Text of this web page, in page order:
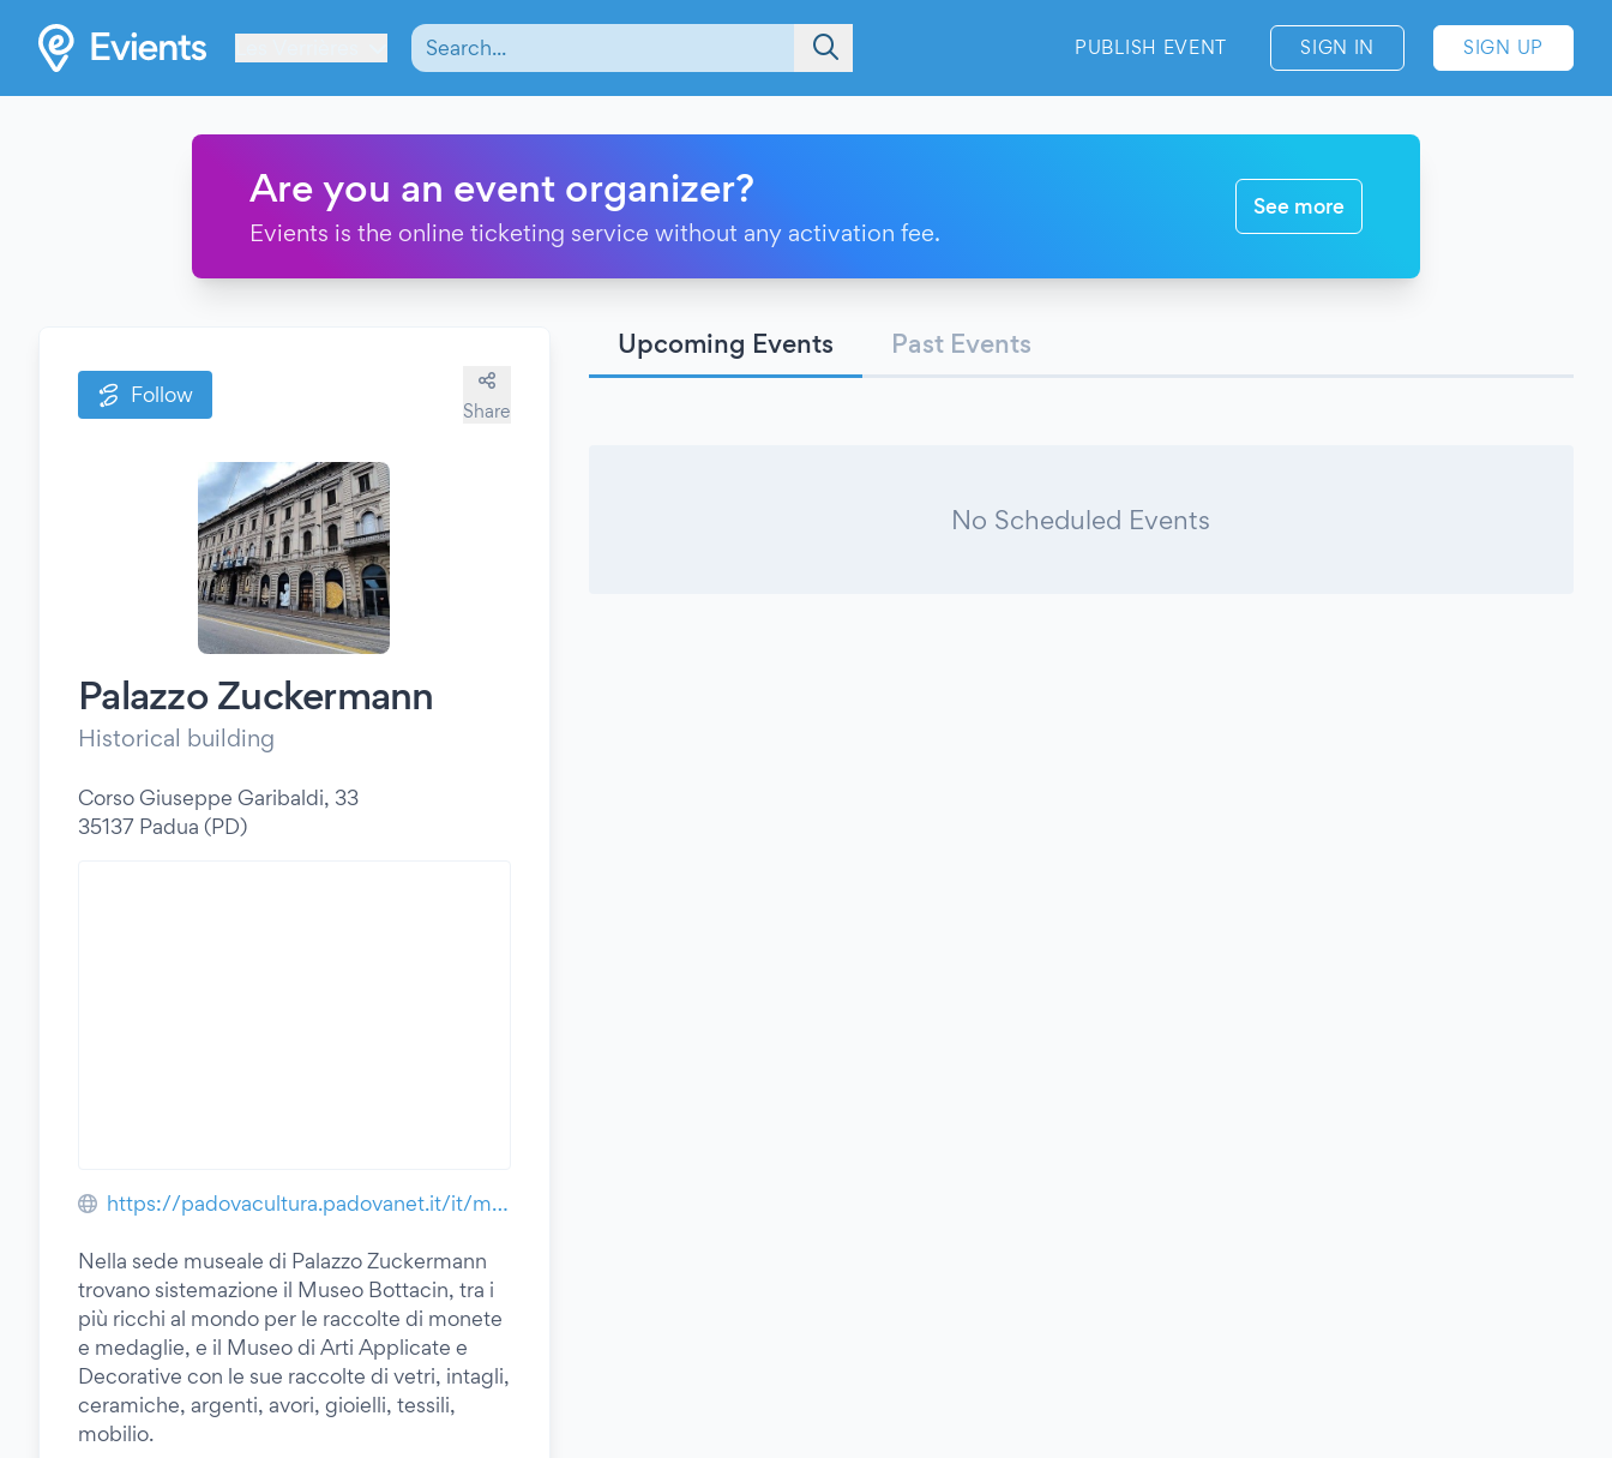
PUBLISH EVENT SIGN IN SIGN UP
Are you an event organizer?
Evients is the online ticketing service without any activation fee.
See more
Follow
Share
Palazzo Zuckermann
Historical building
Corso Giuseppe Garibaldi, 33
35137 Padua (PD)
https://padovacultura.padovanet.it/it/musei/palazzo-zuckermann
Nella sede museale di Palazzo Zuckermann
trovano sistemazione il Museo Bottacin, tra i
più ricchi al mondo per le raccolte di monete
e medaglie, e il Museo di Arti Applicate e
Decorative con le sue raccolte di vetri, intagli,
ceramiche, argenti, avori, gioielli, tessili,
mobilio.
Upcoming Events Past Events
No Scheduled Events